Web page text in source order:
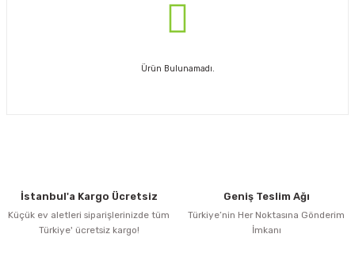
Ürün Bulunamadı.
İstanbul'a Kargo Ücretsiz
Küçük ev aletleri siparişlerinizde tüm
Türkiye' ücretsiz kargo!
Geniş Teslim Ağı
Türkiye’nin Her Noktasına Gönderim
İmkanı